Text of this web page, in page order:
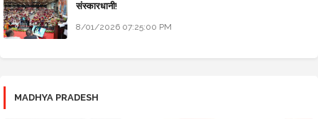
संस्कारधानी!
8/01/2026 07:25:00 PM
MADHYA PRADESH